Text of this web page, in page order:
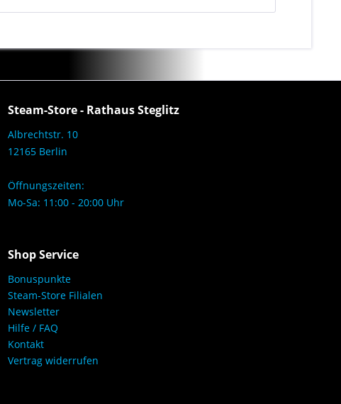
Steam-Store - Rathaus Steglitz
Albrechtstr. 10
12165 Berlin
Öffnungszeiten:
Mo-Sa: 11:00 - 20:00 Uhr
Shop Service
Bonuspunkte
Steam-Store Filialen
Newsletter
Hilfe / FAQ
Kontakt
Vertrag widerrufen